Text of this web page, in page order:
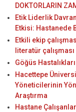
DOKTORLARIN
Etik Liderlik
Etkisi: Hastanede
Etkili ekip
literatür çalışması
Göğüs
Hacettepe
Yöneticilerinin
Araştırma
Hastane